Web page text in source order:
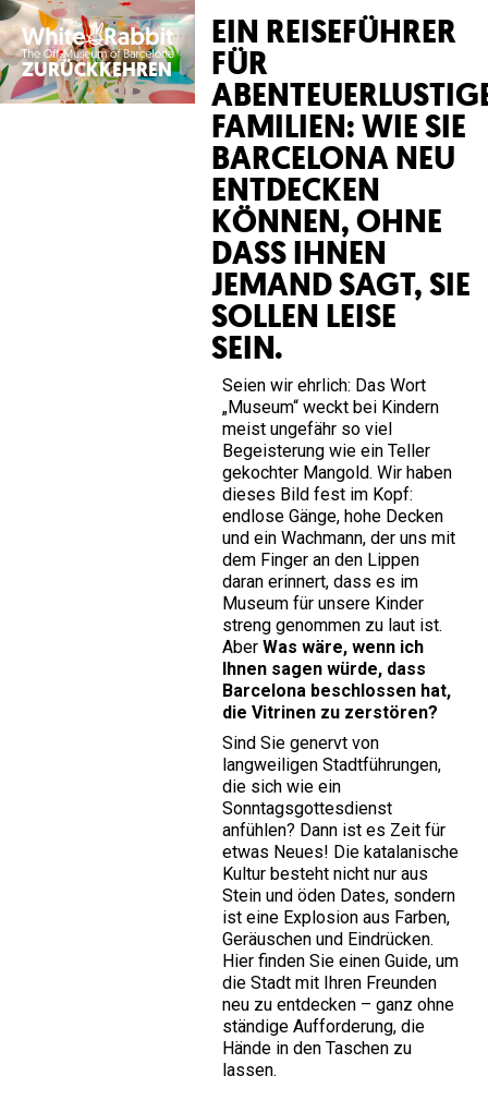
ZURÜCKKEHREN
EIN REISEFÜHRER
FÜR
FAMILIEN: WIE SIE
BARCELONA NEU
ENTDECKEN
KÖNNEN, OHNE
DASS IHNEN
JEMAND SAGT, SIE
SOLLEN LEISE
SEIN.
Seien wir ehrlich: Das Wort
„Museum“ weckt bei Kindern
meist ungefähr so viel
Begeisterung wie ein Teller
gekochter Mangold. Wir haben
dieses Bild fest im Kopf:
endlose Gänge, hohe Decken
und ein Wachmann, der uns mit
dem Finger an den Lippen
daran erinnert, dass es im
Museum für unsere Kinder
streng genommen zu laut ist.
AberWas wäre, wenn ich
Ihnen sagen würde, dass
Barcelona beschlossen hat,
die Vitrinen zu zerstören?
Sind Sie genervt von
langweiligen Stadtführungen,
die sich wie ein
Sonntagsgottesdienst
anfühlen? Dann ist es Zeit für
etwas Neues! Die katalanische
Kultur besteht nicht nur aus
Stein und öden Dates, sondern
ist eine Explosion aus Farben,
Geräuschen und Eindrücken.
Hier finden Sie einen Guide, um
die Stadt mit Ihren Freunden
neu zu entdecken – ganz ohne
ständige Aufforderung, die
Hände in den Taschen zu
lassen.